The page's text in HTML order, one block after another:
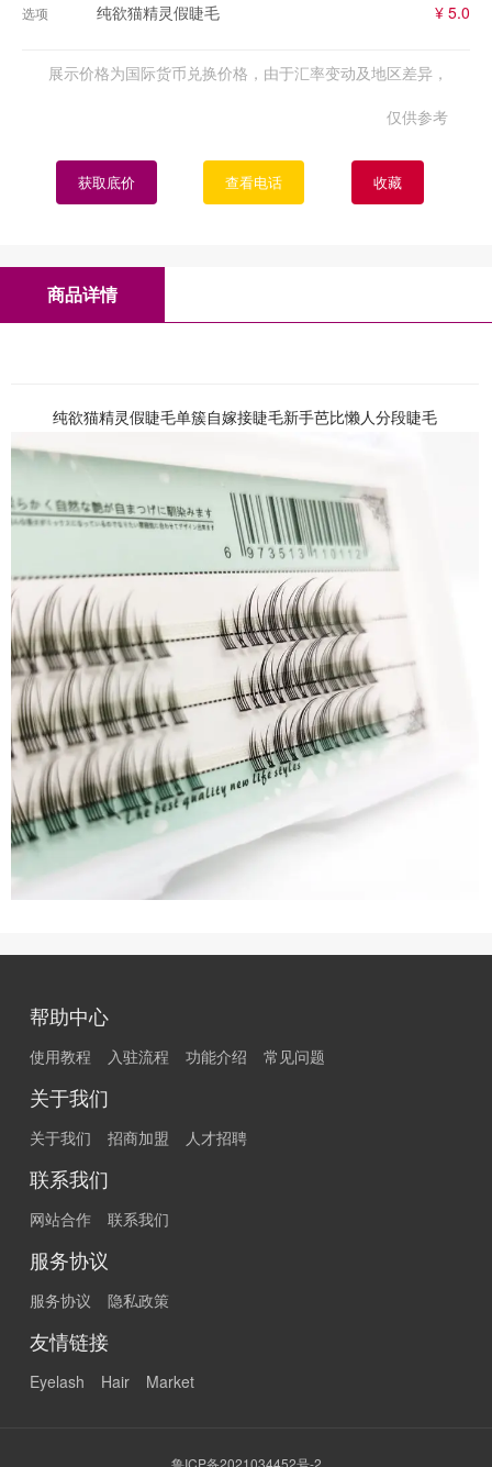
选项 纯欲猫精灵假睫毛 ¥ 5.0
展示价格为国际货币兑换价格，由于汇率变动及地区差异，
仅供参考
获取底价 查看电话 收藏
商品详情
纯欲猫精灵假睫毛单簇自嫁接睫毛新手芭比懒人分段睫毛
帮助中心
使用教程 入驻流程 功能介绍 常见问题
关于我们
关于我们 招商加盟 人才招聘
联系我们
网站合作 联系我们
服务协议
服务协议 隐私政策
友情链接
Eyelash Hair Market
鲁ICP备2021034452号-2